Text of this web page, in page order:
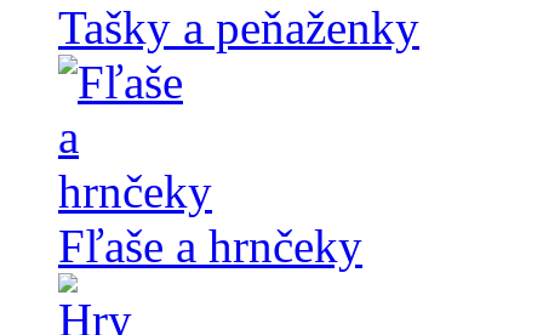
Tašky a peňaženky
Fľaše a hrnčeky